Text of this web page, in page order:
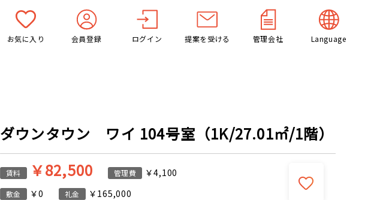
お気に入り 会員登録 ログイン 提案を受ける 管理会社 Language
ダウンタウン ワイ 104号室（1K/27.01㎡/1階）
賃料 ￥82,500 管理費 ￥4,100
敷金 ￥0 礼金 ￥165,000